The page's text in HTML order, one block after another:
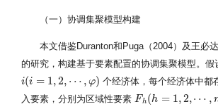
（一）协调集聚模型构建
本文借鉴Duranton和Puga（2004）及王必
的研究，构建基于要素配置的协调集聚模型。假
i(i = 1,2, ⋯ , φ)
i(i= 1,2 ,⋯,φ )
个经济体，每个经济体中都
入要素，分别为区域性要素Fh (h = 1,2,⋯ ,
Fh(h= 1,2 ,⋯,n)